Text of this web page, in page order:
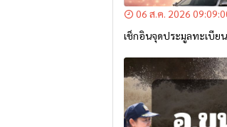
06 ส.ค. 2026
เช็กอินจุดประมูลทะเบีย